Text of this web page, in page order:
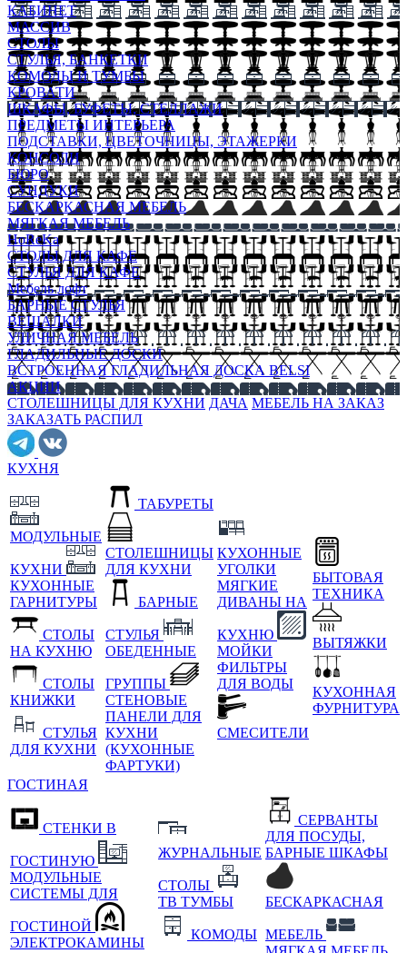
КАБИНЕТ
МАССИВ
СТОЛЫ
СТУЛЬЯ, БАНКЕТКИ
КОМОДЫ И ТУМБЫ
КРОВАТИ
ШКАФЫ, БУФЕТЫ, СТЕЛЛАЖИ
ПРЕДМЕТЫ ИНТЕРЬЕРА
ПОДСТАВКИ, ЦВЕТОЧНИЦЫ, ЭТАЖЕРКИ
КОНСОЛИ
БЮРО
СУНДУКИ
БЕСКАРКАСНАЯ МЕБЕЛЬ
МЯГКАЯ МЕБЕЛЬ
HoReKa
СТОЛЫ ДЛЯ КАФЕ
СТУЛЬЯ ДЛЯ КАФЕ
Мебель лофт
БАРНЫЕ СТУЛЬЯ
ВЕШАЛКИ
УЛИЧНАЯ МЕБЕЛЬ
ГЛАДИЛЬНЫЕ ДОСКИ
ВСТРОЕННАЯ ГЛАДИЛЬНАЯ ДОСКА BELSI
АКЦИИ
СТОЛЕШНИЦЫ ДЛЯ КУХНИ ДАЧА МЕБЕЛЬ НА ЗАКАЗ
ЗАКАЗАТЬ РАСПИЛ
КУХНЯ
МОДУЛЬНЫЕ
КУХНИ
КУХОННЫЕ
ГАРНИТУРЫ
СТОЛЫ
НА КУХНЮ
СТОЛЫ
КНИЖКИ
СТУЛЬЯ
ДЛЯ КУХНИ
ТАБУРЕТЫ
СТОЛЕШНИЦЫ
ДЛЯ КУХНИ
БАРНЫЕ
СТУЛЬЯ
ОБЕДЕННЫЕ
ГРУППЫ
СТЕНОВЫЕ
ПАНЕЛИ ДЛЯ
КУХНИ
(КУХОННЫЕ
ФАРТУКИ)
КУХОННЫЕ
УГОЛКИ
МЯГКИЕ
ДИВАНЫ НА
КУХНЮ
МОЙКИ
ФИЛЬТРЫ
ДЛЯ ВОДЫ
СМЕСИТЕЛИ
БЫТОВАЯ
ТЕХНИКА
ВЫТЯЖКИ
КУХОННАЯ
ФУРНИТУРА
ГОСТИНАЯ
СТЕНКИ В
ГОСТИНУЮ
МОДУЛЬНЫЕ
СИСТЕМЫ ДЛЯ
ГОСТИНОЙ
ЭЛЕКТРОКАМИНЫ
ЖУРНАЛЬНЫЕ
СТОЛЫ
ТВ ТУМБЫ
КОМОДЫ
СЕРВАНТЫ
ДЛЯ ПОСУДЫ,
БАРНЫЕ ШКАФЫ
БЕСКАРКАСНАЯ
МЕБЕЛЬ